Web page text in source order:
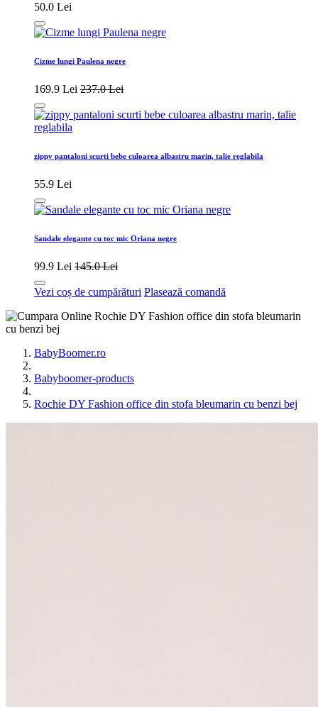
50.0 Lei
Cizme lungi Paulena negre
169.9 Lei 237.0 Lei
zippy pantaloni scurti bebe culoarea albastru marin, talie reglabila
55.9 Lei
Sandale elegante cu toc mic Oriana negre
99.9 Lei 145.0 Lei
Vezi coș de cumpărături Plasează comandă
BabyBoomer.ro
Babyboomer-products
Rochie DY Fashion office din stofa bleumarin cu benzi bej